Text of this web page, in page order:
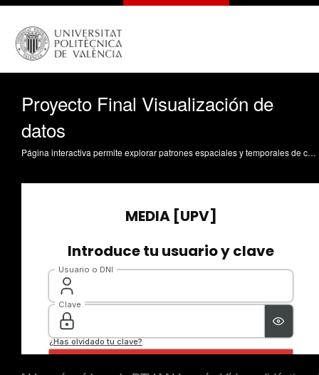
Proyecto Final Visualización de
datos
Página interactiva permite explorar patrones espaciales y temporales de conflictos armados